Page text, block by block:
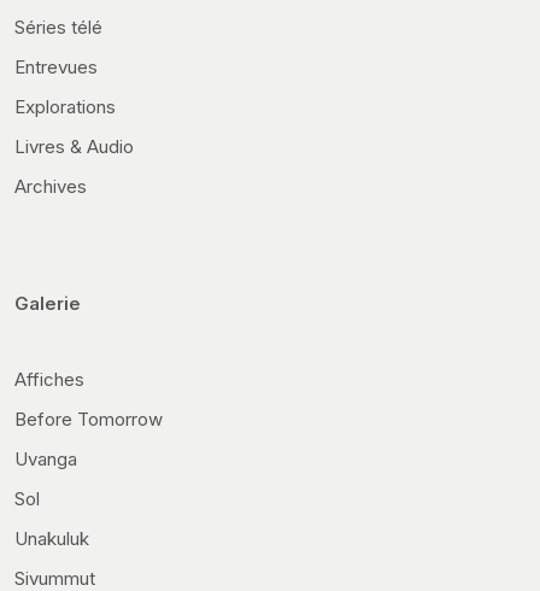
Séries télé
Entrevues
Explorations
Livres & Audio
Archives
Galerie
Affiches
Before Tomorrow
Uvanga
Sol
Unakuluk
Sivummut